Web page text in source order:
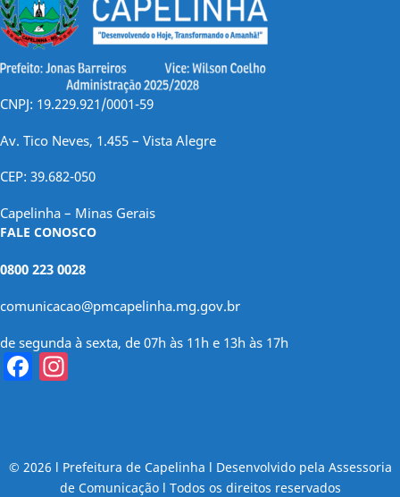
CNPJ: 19.229.921/0001-59
Av. Tico Neves, 1.455 – Vista Alegre
CEP: 39.682-050
Capelinha – Minas Gerais
FALE CONOSCO
0800 223 0028
comunicacao@pmcapelinha.mg.gov.br
de segunda à sexta, de 07h às 11h e 13h às 17h
Facebook
© 2026 l Prefeitura de Capelinha l Desenvolvido pela Assessoria
de Comunicação l Todos os direitos reservados